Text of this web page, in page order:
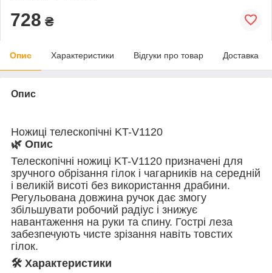
728 ₴
Опис Характеристики Відгуки про товар Доставка
Опис
Ножиці телескопічні KT-V1120
🌿 Опис
Телескопічні ножиці KT-V1120 призначені для
зручного обрізання гілок і чагарників на середній
і великій висоті без використання драбини.
Регульована довжина ручок дає змогу
збільшувати робочий радіус і знижує
навантаження на руки та спину. Гострі леза
забезпечують чисте зрізання навіть товстих
гілок.
🛠️ Характеристики